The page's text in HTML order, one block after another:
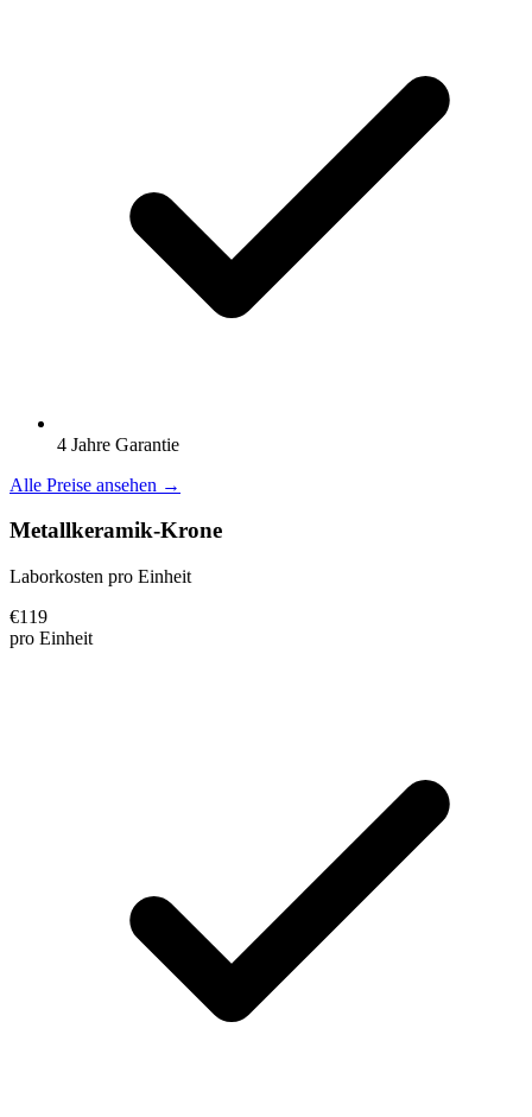
4 Jahre Garantie
Alle Preise ansehen →
Metallkeramik-Krone
Laborkosten pro Einheit
€119
pro Einheit